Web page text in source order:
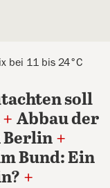
bei 11 bis 24°C
soll
+ Abbau der
Berlin +
Bund: Ein
+